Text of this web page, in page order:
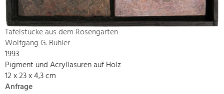
Tafelstücke aus dem Rosengarten
Wolfgang G. Bühler
1993
Pigment und Acryllasuren auf Holz
12 x 23 x 4,3 cm
Anfrage